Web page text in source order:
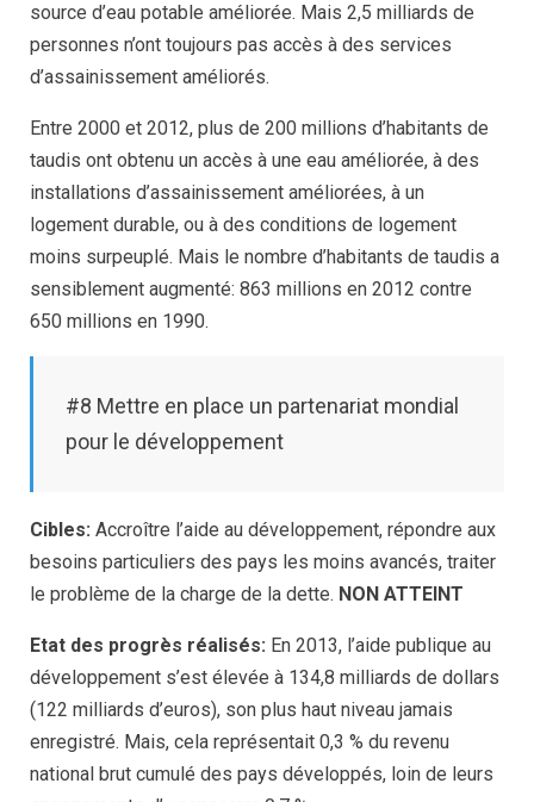
source d’eau potable améliorée. Mais 2,5 milliards de
personnes n’ont toujours pas accès à des services
d’assainissement améliorés.
Entre 2000 et 2012, plus de 200 millions d’habitants de
taudis ont obtenu un accès à une eau améliorée, à des
installations d’assainissement améliorées, à un
logement durable, ou à des conditions de logement
moins surpeuplé. Mais le nombre d’habitants de taudis a
sensiblement augmenté: 863 millions en 2012 contre
650 millions en 1990.
#8 Mettre en place un partenariat mondial
pour le développement
Cibles: Accroître l’aide au développement, répondre aux
besoins particuliers des pays les moins avancés, traiter
le problème de la charge de la dette. NON ATTEINT
Etat des progrès réalisés: En 2013, l’aide publique au
développement s’est élevée à 134,8 milliards de dollars
(122 milliards d’euros), son plus haut niveau jamais
enregistré. Mais, cela représentait 0,3 % du revenu
national brut cumulé des pays développés, loin de leurs